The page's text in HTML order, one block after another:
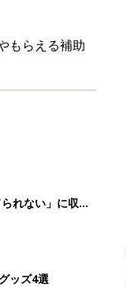
もらえる補助
れない」に収納
ッズ4選